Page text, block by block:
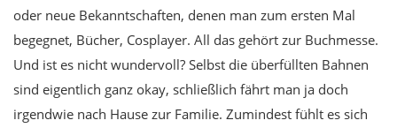
oder neue Bekanntschaften, denen man zum ersten Mal
begegnet, Bücher, Cosplayer. All das gehört zur Buchmesse.
Und ist es nicht wundervoll? Selbst die überfüllten Bahnen
sind eigentlich ganz okay, schließlich fährt man ja doch
irgendwie nach Hause zur Familie. Zumindest fühlt es sich